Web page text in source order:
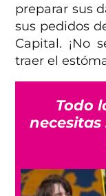
preparar sus
sus pedidos
Capital. ¡No
traer el
Todo
necesitas